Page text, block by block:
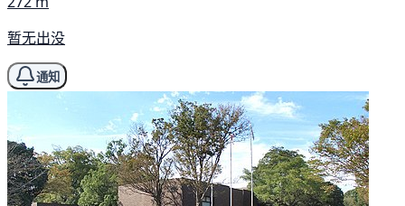
暂无出没
通知